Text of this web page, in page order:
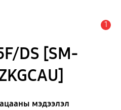
1
DS [SM-
мэдээлэл